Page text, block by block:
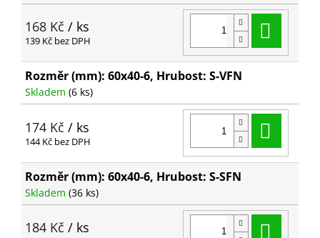
168 Kč / ks
139 Kč bez DPH
Rozměr (mm): 60x40-6, Hrubost: S-VFN
Skladem (6 ks)
174 Kč / ks
144 Kč bez DPH
Rozměr (mm): 60x40-6, Hrubost: S-SFN
Skladem (36 ks)
184 Kč / ks